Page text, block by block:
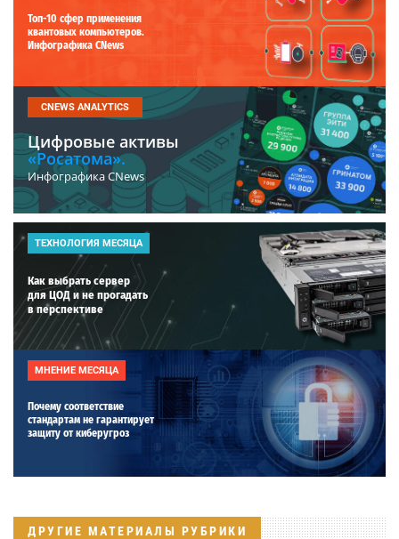
Топ-10 сфер применения
квантовых компьютеров.
Инфографика CNews
CNEWS ANALYTICS
Цифровые активы
«Росатома».
Инфографика CNews
ТЕХНОЛОГИЯ МЕСЯЦА
Как выбрать сервер
для ЦОД и не прогадать
в перспективе
МНЕНИЕ МЕСЯЦА
Почему соответствие
стандартам не гарантирует
защиту от киберугроз
ДРУГИЕ МАТЕРИАЛЫ РУБРИКИ